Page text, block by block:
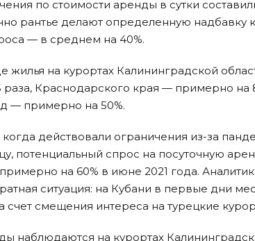
по стоимости аренды в сутки составили
рантье делают определенную надбавку
— в среднем на 40%.
жилья на курортах Калининградской
Краснодарского края — примерно на
— примерно на 50%.
действовали ограничения из-за
потенциальный спрос на посуточную
на 60% в июне 2021 года.
ситуация: на Кубани в первые дни
смещения интереса на турецкие
наблюдаются на курортах